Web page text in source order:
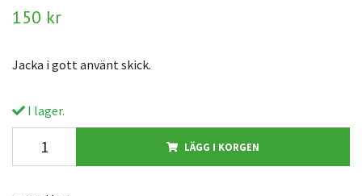
150 kr
Jacka i gott använt skick.
I lager.
LÄGG I KORGEN